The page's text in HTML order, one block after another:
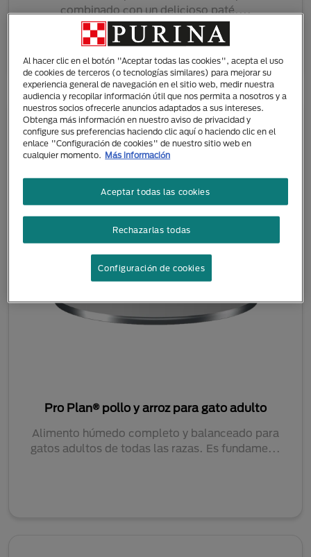
combinado con un delicioso paté....
Pro Plan® pollo y arroz para gato adulto
Alimento húmedo completo y balanceado para
gatos adultos de todas las razas. Es fundame...
Al hacer clic en el botón "Aceptar todas las cookies", acepta el uso
de cookies de terceros (o tecnologías similares) para mejorar su
experiencia general de navegación en el sitio web, medir nuestra
audiencia y recopilar información útil que nos permita a nosotros y a
nuestros socios ofrecerle anuncios adaptados a sus intereses.
Obtenga más información en nuestro aviso de privacidad y
configure sus preferencias haciendo clic aquí o haciendo clic en el
enlace "Configuración de cookies" de nuestro sitio web en
cualquier momento. Más información
Rechazarlas todas
Aceptar todas las cookies
Configuración de cookies